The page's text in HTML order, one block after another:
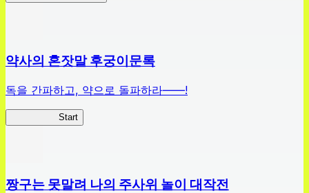
약사의 혼잣말 후궁이문록
독을 간파하고, 약으로 돌파하라——!
Start
짱구는 못말려 나의 주사위 놀이 대작전